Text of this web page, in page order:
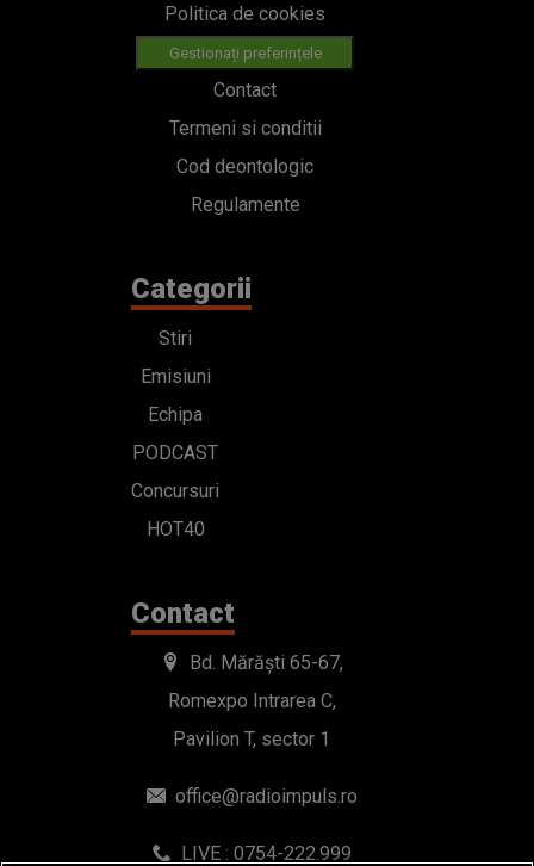
Politica de cookies
Gestionați preferințele
Contact
Termeni si conditii
Cod deontologic
Regulamente
Categorii
Stiri
Emisiuni
Echipa
PODCAST
Concursuri
HOT40
Contact
Bd. Mărăști 65-67,
Romexpo Intrarea C,
Pavilion T, sector 1
office@radioimpuls.ro
LIVE : 0754-222.999